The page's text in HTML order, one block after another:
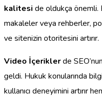
kalitesi de oldukça önemli.
makaleler veya rehberler,
ve sitenizin otoritesini artırır.
Video İçeriklerde
geldi. Hukuk konularında
kullanıcı deneyimini artırır